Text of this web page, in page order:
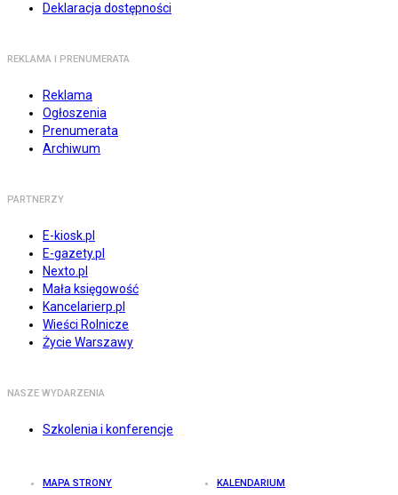
Deklaracja dostępności
REKLAMA I PRENUMERATA
Reklama
Ogłoszenia
Prenumerata
Archiwum
PARTNERZY
E-kiosk.pl
E-gazety.pl
Nexto.pl
Mała księgowość
Kancelarierp.pl
Wieści Rolnicze
Życie Warszawy
NASZE WYDARZENIA
Szkolenia i konferencje
MAPA STRONY KALENDARIUM